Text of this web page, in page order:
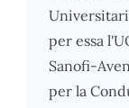
per essa
Sanofi-
per la